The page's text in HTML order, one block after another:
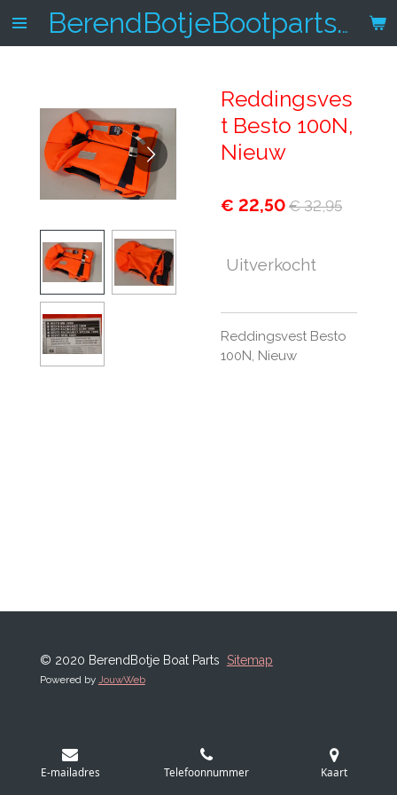
Ga
BerendBotjeBootparts.nl
Reddingsves
t Besto 100N,
Nieuw
€ 22,50 € 32,95
Uitverkocht
Reddingsvest Besto
100N, Nieuw
© 2020 BerendBotje Boat Parts Sitemap
Powered by JouwWeb
E-mailadres Telefoonnummer Kaart